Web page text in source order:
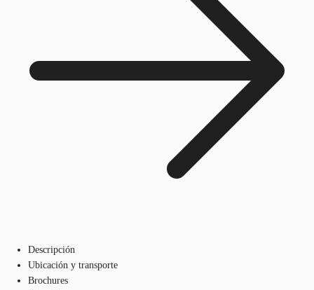
Descripción
Ubicación y transporte
Brochures